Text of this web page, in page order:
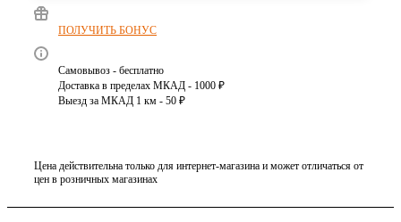
ПОЛУЧИТЬ БОНУС
Самовывоз - бесплатно
Доставка в пределах МКАД - 1000 ₽
Выезд за МКАД 1 км - 50 ₽
Цена действительна только для интернет-магазина и может отличаться от
цен в розничных магазинах